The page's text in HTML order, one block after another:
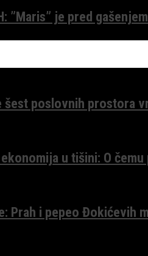
”Maris” je pred
poslovnih prostora
u tišini: O
Prah i pepeo Đokićevih